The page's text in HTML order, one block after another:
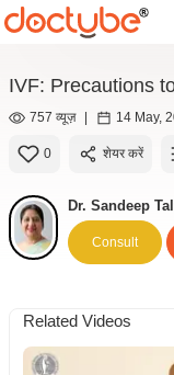
IVF: Precautions
757 व्यूज़ | 14 May,
0 शेयर करें
Dr. Sandeep
Consult
Related Videos